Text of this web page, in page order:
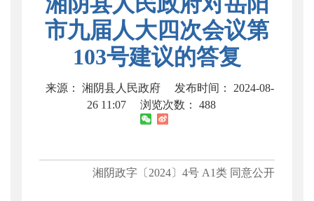
市九届人大四次会议第
103号建议的答复
来源： 湘阴县人民政府
发布时间： 2024-08-
26 11:07
浏览次数： 488
湘阴政字〔2024〕4号 A1类 同意公开